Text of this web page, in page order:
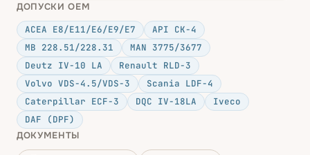
ДОПУСКИ OEM
ACEA E8/E11/E6/E9/E7
API CK-4
MB 228.51/228.31
MAN 3775/3677
Deutz IV-10 LA
Renault RLD-3
Volvo VDS-4.5/VDS-3
Scania LDF-4
Caterpillar ECF-3
DQC IV-18LA
Iveco
DAF (DPF)
ДОКУМЕНТЫ